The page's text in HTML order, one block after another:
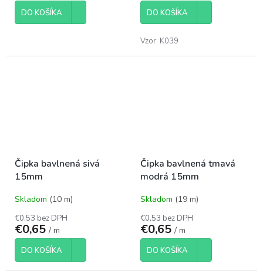
DO KOŠÍKA DO KOŠÍKA
Vzor: K039
Čipka bavlnená sivá
15mm
Skladom (10 m)
€0,53 bez DPH
€0,65 / m
DO KOŠÍKA
Čipka bavlnená tmavá
modrá 15mm
Skladom (19 m)
€0,53 bez DPH
€0,65 / m
DO KOŠÍKA